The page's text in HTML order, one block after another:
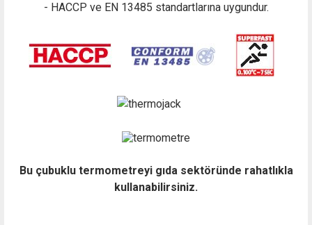
- HACCP ve EN 13485 standartlarına uygundur.
Bu çubuklu termometreyi gıda sektöründe rahatlıkla
kullanabilirsiniz.